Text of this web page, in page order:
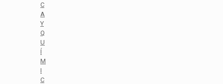
C
A
Y
Q
U
Í
M
I
C